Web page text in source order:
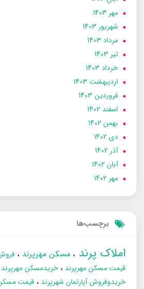
مهر 1403
شهریور 1403
مرداد 1403
تير 1403
خرداد 1403
ارديبهشت 1403
فروردین 1403
اسفند 1402
بهمن 1402
دی 1402
آذر 1402
آبان 1402
مهر 1402
برچسب‌ها
املاک پرند مسکن مهرپرند
قیمت مسکن مهرپرند
خریدمسکن مهرپرند
خریدوفروش آپارتمان شهرپرند
قیمت